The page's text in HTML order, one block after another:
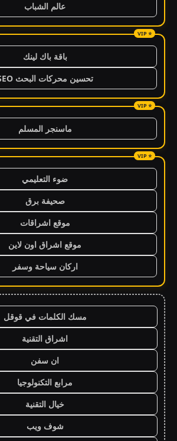
عالم الشباب
باقة باك لينك
تحسين محركات البحث SEO
ماسنجر المسلم
ضوء التعليمي
صحيفة برق
موقع اشراقات
موقع اشراق اون لاين
اركان سياحة وسفر
مسك الكلمات في قوقل
اشراق التقنية
ان سفن
مرابع التكنولوجيا
خيال التقنية
شوف ويب